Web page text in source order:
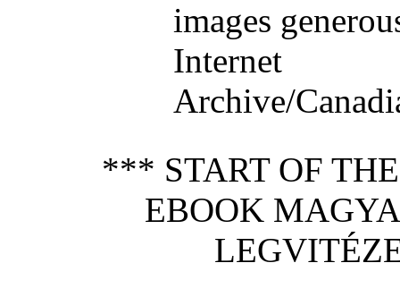
images
Internet
Archive/
*** START OF
EBOOK